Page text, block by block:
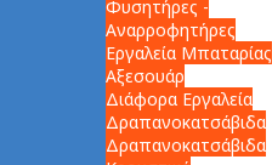
Φυσητήρες -
Αναρροφητήρες
Εργαλεία Μπαταρίας
Αξεσουάρ
Διάφορα Εργαλεία
Δραπανοκατσάβιδα
Δραπανοκατσάβιδα